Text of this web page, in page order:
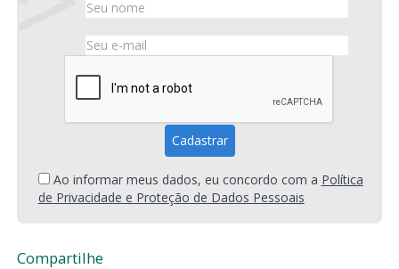
Ao informar meus dados, eu concordo com a Política
de Privacidade e Proteção de Dados Pessoais
Compartilhe